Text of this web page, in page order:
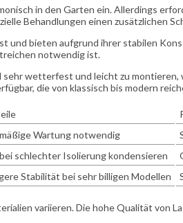
in den Garten ein. Allerdings
Behandlungen einen zusätzlichen
bieten aufgrund ihrer stabilen
notwendig ist.
wetterfest und leicht zu
die von klassisch bis modern
Wartung notwendig
schlechter Isolierung kondensieren
Stabilität bei sehr billigen Modellen
variieren. Die hohe Qualität von